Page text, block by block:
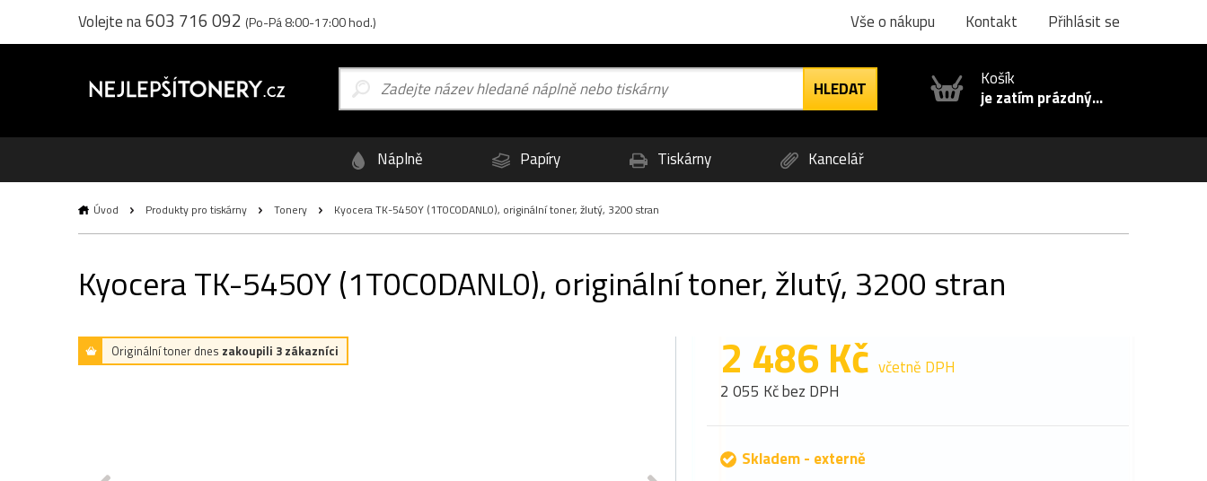
Volejte na603 716 092 (Po-Pá 8:00-17:00 hod.) Vše o nákupu Kontakt Přihlásit se
Košík
je zatím prázdný...
Náplně Papíry Tiskárny Kancelář
Úvod Produkty pro tiskárny Tonery Kyocera TK-5450Y (1T0C0DANL0), originální toner, žlutý, 3200 stran
Kyocera TK-5450Y (1T0C0DANL0), originální toner, žlutý, 3200 stran
Originální toner dnes zakoupili 3 zákazníci 2 486 Kč včetně DPH
2 055 Kč bez DPH
Skladem - externě